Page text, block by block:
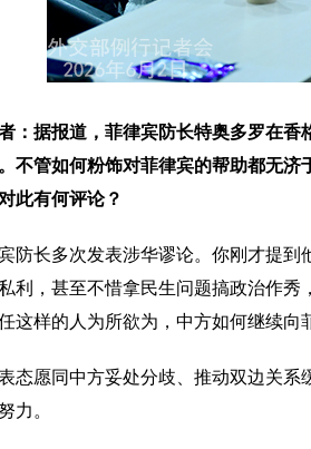
者：据报道，菲律宾防长特奥多罗在
不管如何粉饰对菲律宾的帮助都无
此有何评论？
防长多次发表涉华谬论。你刚才提
利，甚至不惜拿民生问题搞政治作
这样的人为所欲为，中方如何继续
态愿同中方妥处分歧、推动双边关
力。